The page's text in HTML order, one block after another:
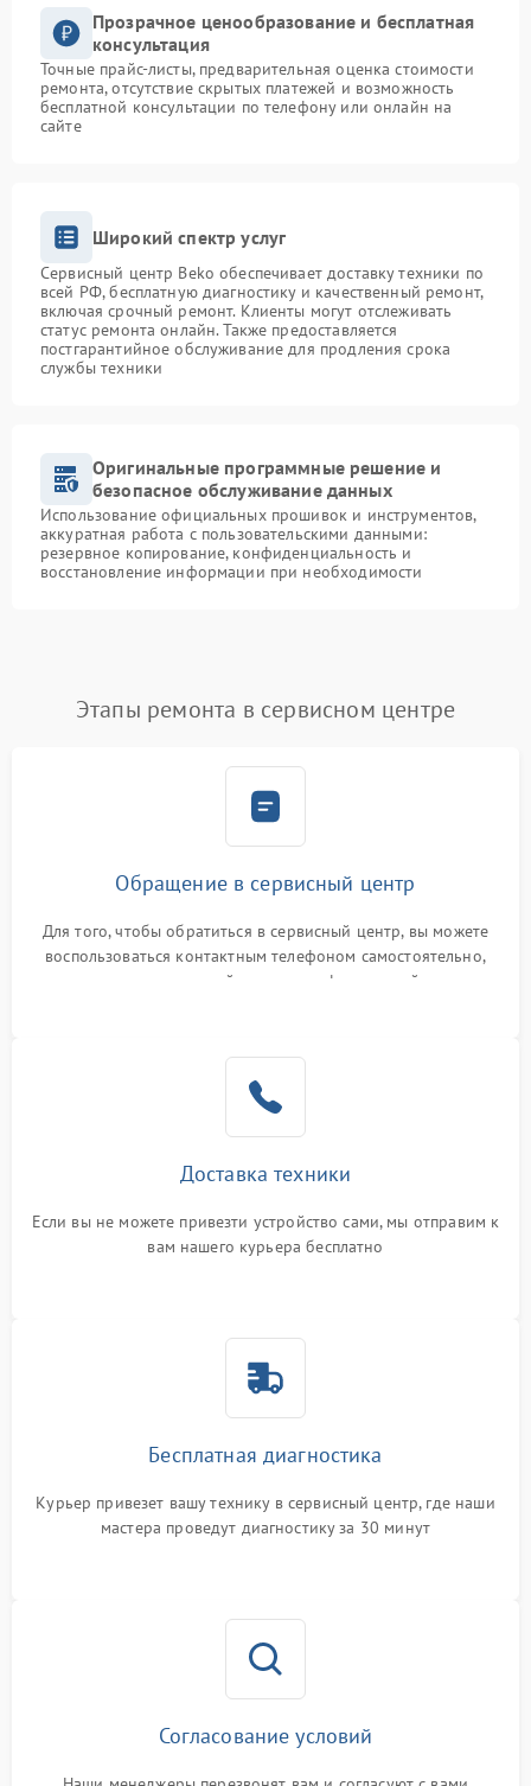
Прозрачное ценообразование и бесплатная
консультация
Точные прайс-листы, предварительная оценка стоимости
ремонта, отсутствие скрытых платежей и возможность
бесплатной консультации по телефону или онлайн на
сайте
Широкий спектр услуг
Сервисный центр Beko обеспечивает доставку техники по
всей РФ, бесплатную диагностику и качественный ремонт,
включая срочный ремонт. Клиенты могут отслеживать
статус ремонта онлайн. Также предоставляется
постгарантийное обслуживание для продления срока
службы техники
Оригинальные программные решение и
безопасное обслуживание данных
Использование официальных прошивок и инструментов,
аккуратная работа с пользовательскими данными:
резервное копирование, конфиденциальность и
восстановление информации при необходимости
Этапы ремонта в сервисном центре
Обращение в сервисный центр
Для того, чтобы обратиться в сервисный центр, вы можете
воспользоваться контактным телефоном самостоятельно,
или оставить свой номер телефона на сайте
Доставка техники
Если вы не можете привезти устройство сами, мы отправим к
вам нашего курьера бесплатно
Бесплатная диагностика
Курьер привезет вашу технику в сервисный центр, где наши
мастера проведут диагностику за 30 минут
Согласование условий